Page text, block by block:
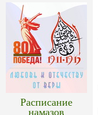
Расписание
намазов